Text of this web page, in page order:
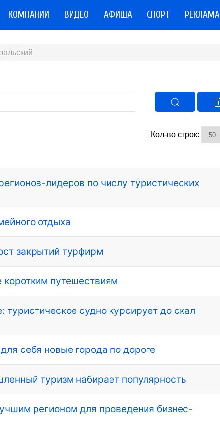
КОМПАНИИ ВИДЕО АФИША СПОРТ РЕКЛАМА
Кол-во строк:
лидеров по числу туристических
отдыха
закрытий турфирм
коротким путешествиям
судно курсирует до скал
себя новые города по дороге
туризм набирает популярность
регионом для проведения бизнес-